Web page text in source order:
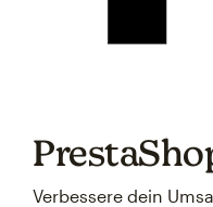
Verbessere dein